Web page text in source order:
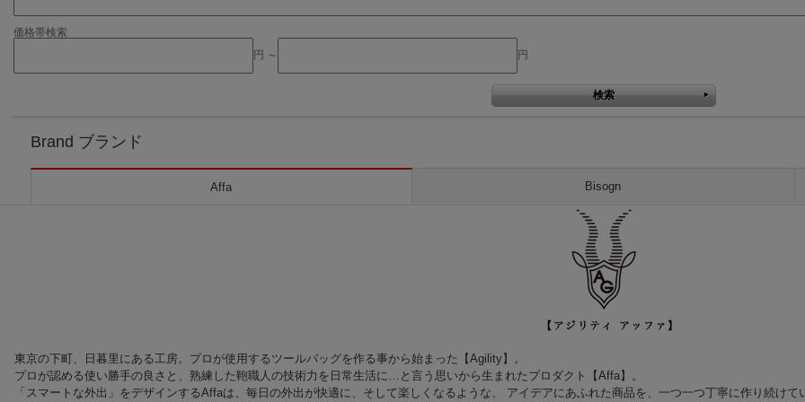
価格帯検索
円 ～
円
Brand ブランド
Affa Bisogn
東京の下町、日暮里にある工房。プロが使用するツールバッグを作る事から始まった【Agility】。
プロが認める使い勝手の良さと、熟練した鞄職人の技術力を日常生活に…と言う思いから生まれたプロダクト【Affa】。
「スマートな外出」をデザインするAffaは、毎日の外出が快適に、そして楽しくなるような、 アイデアにあふれた商品を、一つ一つ丁寧に作り続けて